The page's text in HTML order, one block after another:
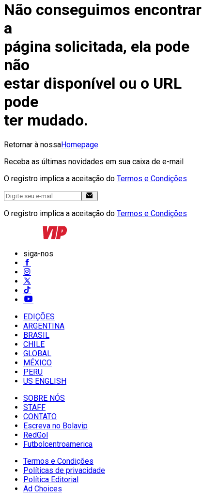
Não conseguimos encontrar
a
página solicitada, ela pode
não
estar disponível ou o URL
pode
ter mudado.
Retornar à nossaHomepage
Receba as últimas novidades em sua caixa de e-mail
O registro implica a aceitação do Termos e Condições
O registro implica a aceitação do Termos e Condições
siga-nos
EDIÇÕES
ARGENTINA
BRASIL
CHILE
GLOBAL
MÉXICO
PERU
US ENGLISH
SOBRE NÓS
STAFF
CONTATO
Escreva no Bolavip
RedGol
Futbolcentroamerica
Termos e Condições
Políticas de privacidade
Política Editorial
Ad Choices